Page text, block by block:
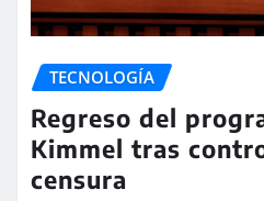
TECNOLOGÍA
Regreso del
Kimmel tras
censura